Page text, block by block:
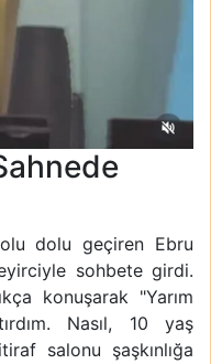
dolu geçiren Ebru
sohbete girdi.
konuşarak "Yarım
Nasıl, 10 yaş
salonu şaşkınlığa